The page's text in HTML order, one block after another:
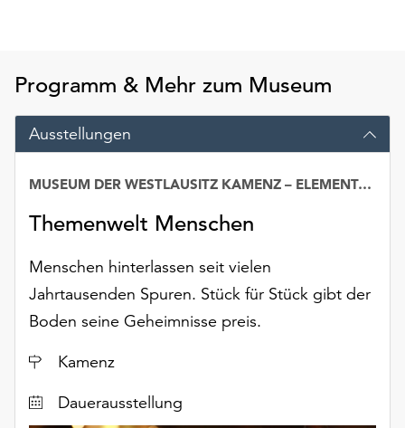
werden
auch
ohne
Ihr
Einverständnis
weiterhin
Möchten
die
verwendeten
Cookies
erreichen
die
Programm & Mehr zum Museum
Ausstellungen
Themenwelt Menschen
MUSEUM DER WESTLAUSITZ KAMENZ – ELEMENTARIUM
Menschen hinterlassen seit vielen
Jahrtausenden Spuren. Stück für Stück gibt der
Boden seine Geheimnisse preis.
Ort
Kamenz
Datum
Dauerausstellung